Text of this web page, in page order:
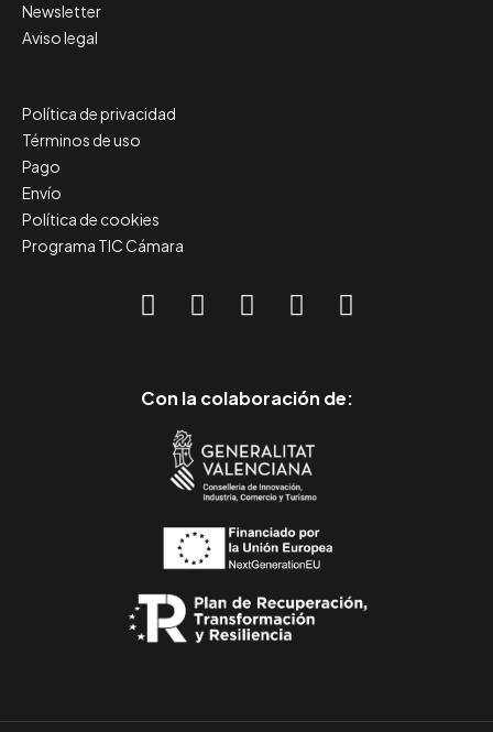
Newsletter
Aviso legal
Política de privacidad
Términos de uso
Pago
Envío
Política de cookies
Programa TIC Cámara
Con la colaboración de: